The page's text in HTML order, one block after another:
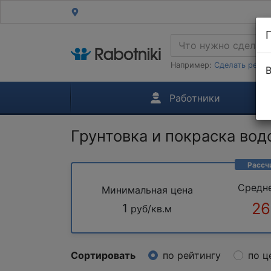
Например: Сделать
Работники
Грунтовка и покраска
Минимальная цена
1 руб/кв.м
Сортировать по рейтингу по